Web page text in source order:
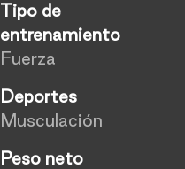
Tipo de
entrenamiento
Fuerza
Deportes
Musculación
Peso neto